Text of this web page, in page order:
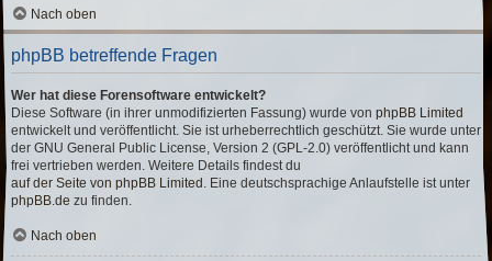
Nach oben
phpBB betreffende Fragen
Wer hat diese Forensoftware entwickelt?
Diese Software (in ihrer unmodifizierten Fassung) wurde von phpBB Limited
entwickelt und veröffentlicht. Sie ist urheberrechtlich geschützt. Sie wurde unter
der GNU General Public License, Version 2 (GPL-2.0) veröffentlicht und kann
frei vertrieben werden. Weitere Details findest du
auf der Seite von phpBB Limited . Eine deutschsprachige Anlaufstelle ist unter
phpBB.de zu finden.
Nach oben